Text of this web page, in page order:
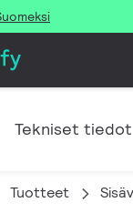
Tekniset tiedot
Tuotteet